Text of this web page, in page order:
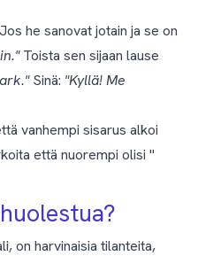
Jos he sanovat jotain ja se on
Toista sen sijaan lause
Sinä: "Kyllä! Me
vanhempi sisarus alkoi
että nuorempi olisi "
on harvinaisia tilanteita,